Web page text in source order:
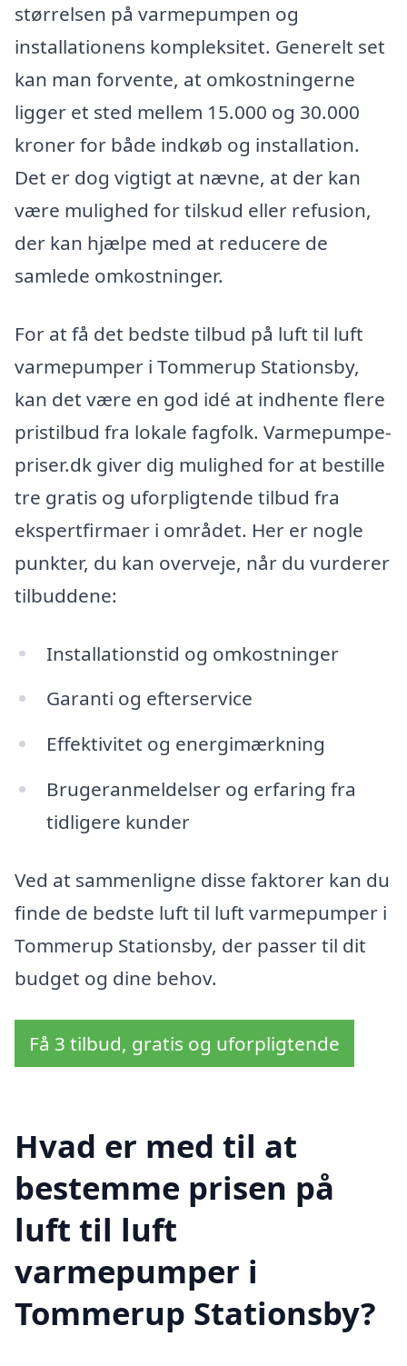
størrelsen på varmepumpen og
installationens kompleksitet. Generelt set
kan man forvente, at omkostningerne
ligger et sted mellem 15.000 og 30.000
kroner for både indkøb og installation.
Det er dog vigtigt at nævne, at der kan
være mulighed for tilskud eller refusion,
der kan hjælpe med at reducere de
samlede omkostninger.
For at få det bedste tilbud på luft til luft
varmepumper i Tommerup Stationsby,
kan det være en god idé at indhente flere
pristilbud fra lokale fagfolk. Varmepumpe-
priser.dk giver dig mulighed for at bestille
tre gratis og uforpligtende tilbud fra
ekspertfirmaer i området. Her er nogle
punkter, du kan overveje, når du vurderer
tilbuddene:
Installationstid og omkostninger
Garanti og efterservice
Effektivitet og energimærkning
Brugeranmeldelser og erfaring fra
tidligere kunder
Ved at sammenligne disse faktorer kan du
finde de bedste luft til luft varmepumper i
Tommerup Stationsby, der passer til dit
budget og dine behov.
Få 3 tilbud, gratis og uforpligtende
Hvad er med til at
bestemme prisen på
luft til luft
varmepumper i
Tommerup Stationsby?